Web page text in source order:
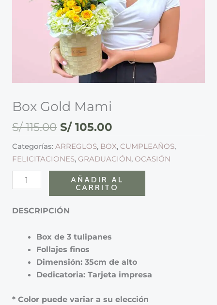
Box Gold Mami
S/115.00 S/105.00
Categorías:ARREGLOS, BOX, CUMPLEAÑOS,
FELICITACIONES, GRADUACIÓN, OCASIÓN
AÑADIR AL
CARRITO
DESCRIPCIÓN
Box de 3 tulipanes
Follajes finos
Dimensión: 35cm de alto
Dedicatoria: Tarjeta impresa
* Color puede variar a su elección